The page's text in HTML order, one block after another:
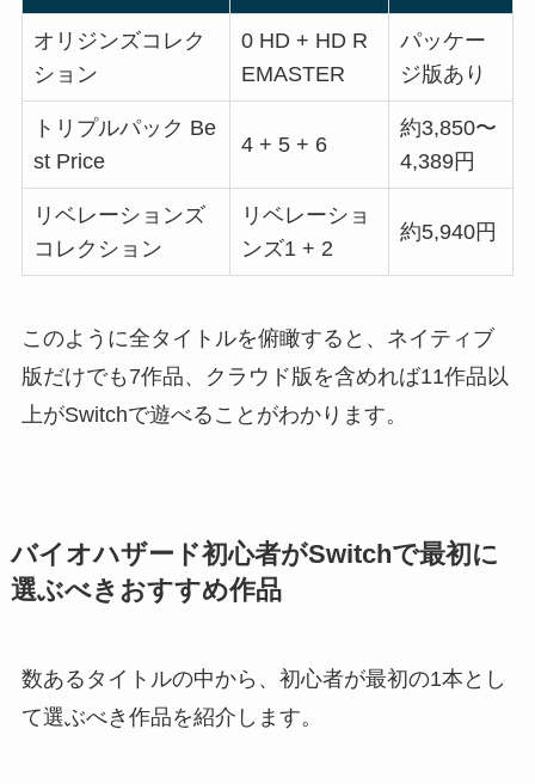
オリジンズコレク
ション
0 HD + HD R
EMASTER
パッケー
ジ版あり
トリプルパック Be
st Price
4 + 5 + 6
約3,850〜
4,389円
リベレーションズ
コレクション
リベレーショ
ンズ1 + 2
約5,940円
このように全タイトルを俯瞰すると、ネイティブ
版だけでも7作品、クラウド版を含めれば11作品以
上がSwitchで遊べることがわかります。
バイオハザード初心者がSwitchで最初に
選ぶべきおすすめ作品
数あるタイトルの中から、初心者が最初の1本とし
て選ぶべき作品を紹介します。